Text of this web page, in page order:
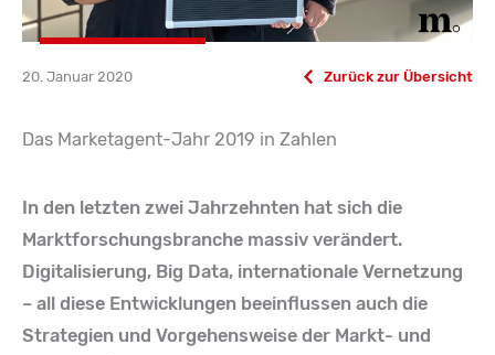
20. Januar 2020 Zurück zur Übersicht
Das Marketagent-Jahr 2019 in Zahlen
In den letzten zwei Jahrzehnten hat sich die
Marktforschungsbranche massiv verändert.
Digitalisierung, Big Data, internationale Vernetzung
– all diese Entwicklungen beeinflussen auch die
Strategien und Vorgehensweise der Markt- und